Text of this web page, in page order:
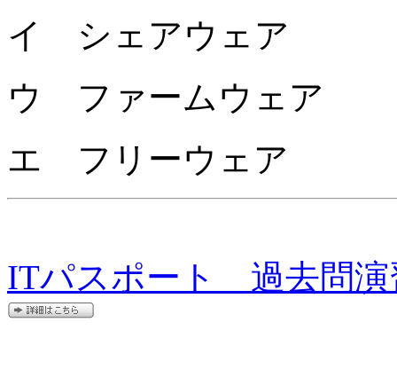
イ シェアウェア
ウ ファームウェア
エ フリーウェア
ITパスポート 過去問演